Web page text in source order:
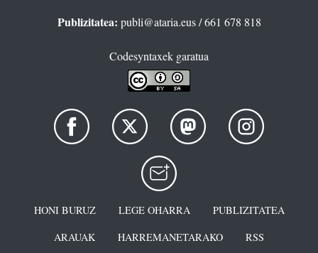
Publizitatea: publi@ataria.eus/ 661 678 818
Codesyntaxek garatua
HONI BURUZ LEGE OHARRA
PUBLIZITATEA
ARAUAK
HARREMANETARAKO RSS